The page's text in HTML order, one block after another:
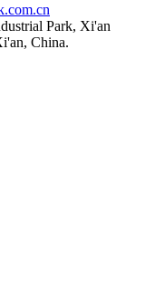
Park, Xi'an
China.